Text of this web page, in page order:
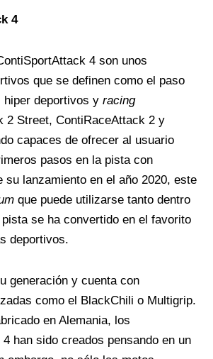
4
4 son unos
que se definen como el paso
hiper deportivos y racing
2 Street, ContiRaceAttack 2 y
capaces de ofrecer al usuario
pasos en la pista con
su lanzamiento en el año 2020, este
que puede utilizarse tanto dentro
se ha convertido en el favorito
deportivos.
generación y cuenta con
como el BlackChili o Multigrip.
en Alemania, los
han sido creados pensando en un